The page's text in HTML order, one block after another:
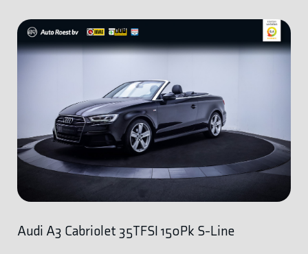
Audi A3 Cabriolet 35TFSI 150Pk S-Line